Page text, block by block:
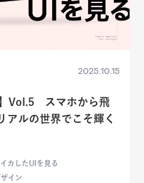
2025.10.15
Vol.5 スマホから飛
アルの世界でこそ輝く
イカしたUIを見る
ザイン